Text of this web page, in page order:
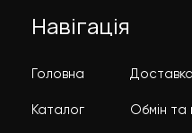
Навігація
Головна
Каталог Обмін та